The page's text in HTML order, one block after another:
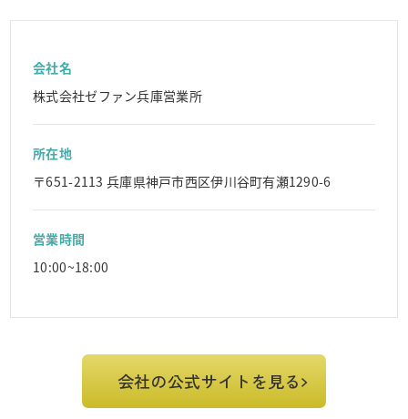
会社名
株式会社ゼファン兵庫営業所
所在地
〒651-2113 兵庫県神戸市西区伊川谷町有瀬1290-6
営業時間
10:00~18:00
会社の公式サイトを見る